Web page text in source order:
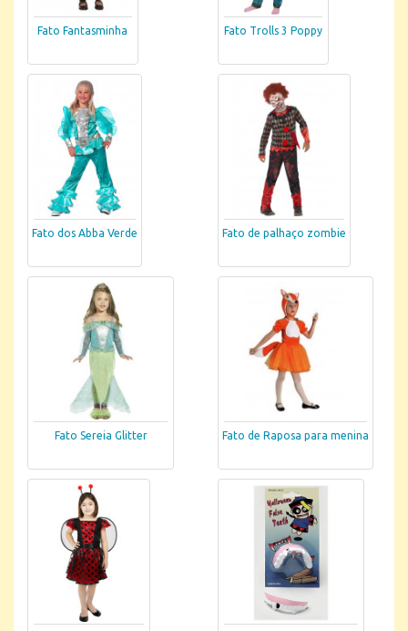
Fato Fantasminha Fato Trolls 3 Poppy
Fato dos Abba Verde Fato de palhaço zombie
Fato Sereia Glitter Fato de Raposa para menina